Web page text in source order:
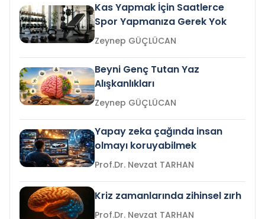
Kas Yapmak İçin Saatlerce
Spor Yapmanıza Gerek Yok
Zeynep GÜÇLÜCAN
Beyni Genç Tutan Yaz
Alışkanlıkları
Zeynep GÜÇLÜCAN
Yapay zeka çağında insan
olmayı koruyabilmek
Prof.Dr. Nevzat TARHAN
Kriz zamanlarında zihinsel zırh
Prof.Dr. Nevzat TARHAN